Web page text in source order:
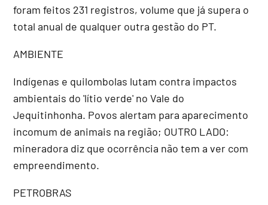
foram feitos 231 registros, volume que já supera o
total anual de qualquer outra gestão do PT.
AMBIENTE
Indígenas e quilombolas lutam contra impactos
ambientais do 'lítio verde' no Vale do
Jequitinhonha. Povos alertam para aparecimento
incomum de animais na região; OUTRO LADO:
mineradora diz que ocorrência não tem a ver com
empreendimento.
PETROBRAS